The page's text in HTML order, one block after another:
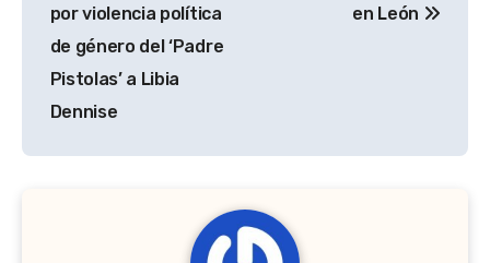
por violencia política
de género del ‘Padre
Pistolas’ a Libia
Dennise
en León